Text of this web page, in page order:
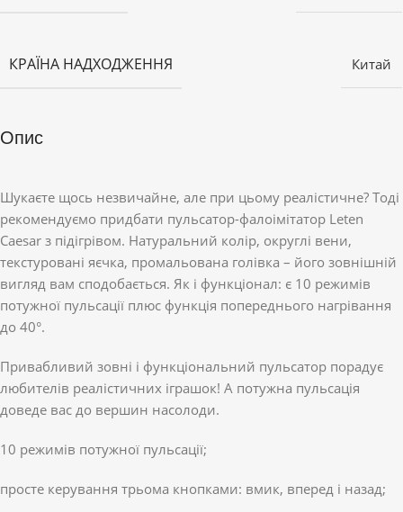
КРАЇНА НАДХОДЖЕННЯ Китай
Опис
Шукаєте щось незвичайне, але при цьому реалістичне? Тоді
рекомендуємо придбати пульсатор-фалоімітатор Leten
Caesar з підігрівом. Натуральний колір, округлі вени,
текстуровані яєчка, промальована голівка – його зовнішній
вигляд вам сподобається. Як і функціонал: є 10 режимів
потужної пульсації плюс функція попереднього нагрівання
до 40°.
Привабливий зовні і функціональний пульсатор порадує
любителів реалістичних іграшок! А потужна пульсація
доведе вас до вершин насолоди.
10 режимів потужної пульсації;
просте керування трьома кнопками: вмик, вперед і назад;